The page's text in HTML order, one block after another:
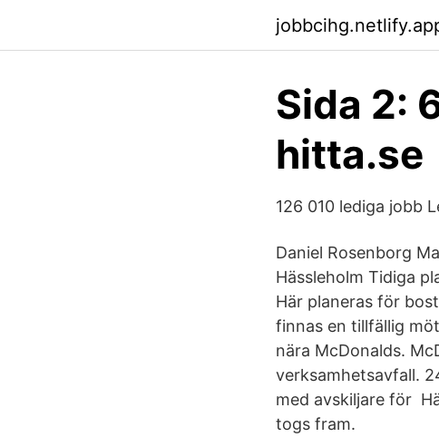
Sida 2:
hitta.se
126 010 lediga jobb
Daniel Rosenborg
Hässleholm Tidiga
Här planeras för
finnas en tillfällig
nära McDonalds.
verksamhetsavfall.
med avskiljare för
togs fram.